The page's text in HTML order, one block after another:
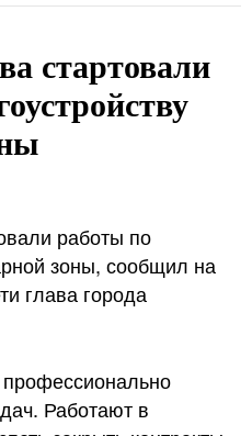
стартовали
работы по
зоны, сообщил на
глава города
Работают в